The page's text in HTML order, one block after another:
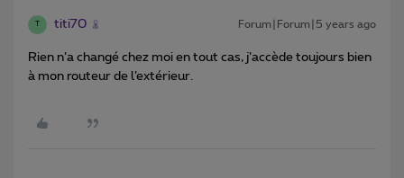
titi70 Forum|Forum|5 years ago
Rien n’a changé chez moi en tout cas, j’accède toujours bien
à mon routeur de l’extérieur.